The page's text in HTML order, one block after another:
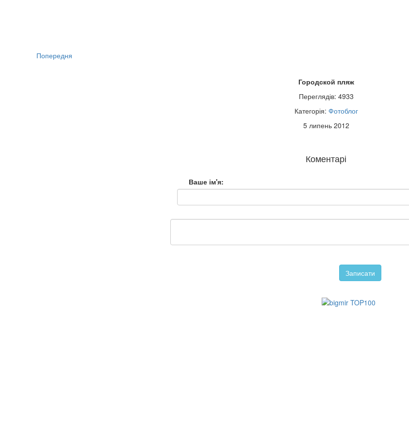
Попередня
Городской пляж
Переглядів: 4933
Категорія: Фотоблог
5 липень 2012
Коментарі
Ваше ім'я: